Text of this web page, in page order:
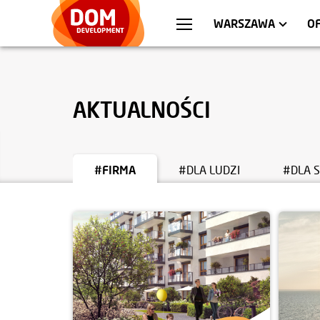
WARSZAWA
WROCŁAW
MIESZKANIA
AKTUALNOŚCI
#FIRMA #DLA LUDZI #DLA